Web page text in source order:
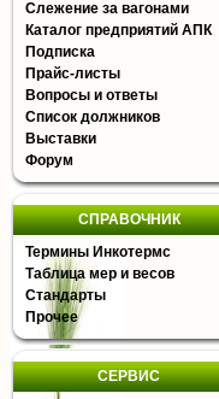
Слежение за вагонами
Каталог предприятий АПК
Подписка
Прайс-листы
Вопросы и ответы
Список должников
Выставки
Форум
СПРАВОЧНИК
Термины Инкотермс
Таблица мер и весов
Стандарты
Прочее
СЕРВИС